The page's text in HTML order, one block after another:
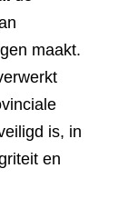
maakt.
is, in
en